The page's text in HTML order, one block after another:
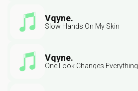
Vqyne.
Slow Hands On My Skin
Vqyne.
One Look Changes Everything